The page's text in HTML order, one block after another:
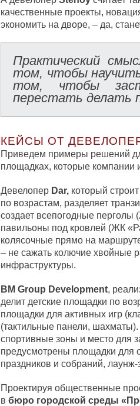
качественные проекты,
экономить на дворе, – да,
Практический
том, чтобы
том, чтобы
перестать делать
КЕЙСЫ ОТ
Приведем примеры решений
площадках, которые компании
Девелопер Dar, который
по возрастам, разделяет
создает всепогодные
павильоны под кровлей (ЖК
колясочные прямо на
– не сажать колючие хвойные
инфраструктуры.
BM Group Development,
делит детские площадки по
площадки для активных игр
(тактильные панели,
спортивные зоны и место для
предусмотрены площадки для
праздников и собраний,
Проектируя общественные
в бюро городской среды